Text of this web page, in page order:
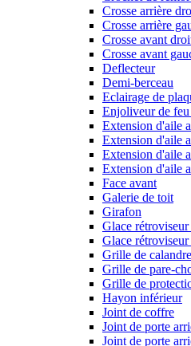
Crosse arrière
Crosse arrière
Crosse avant
Crosse avant
Deflecteur
Demi-berceau
Eclairage de
Enjoliveur de feu
Extension d'aile
Extension d'aile
Extension d'aile
Extension d'aile
Face avant
Galerie de toit
Girafon
Glace
Glace rétroviseur
Grille de calandre
Grille de pare-
Grille de
Hayon inférieur
Joint de coffre
Joint de porte
Joint de porte